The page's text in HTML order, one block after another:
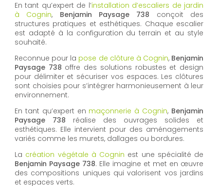
En tant qu’expert de l’installation d’escaliers de jardin
à Cognin, Benjamin Paysage 738 conçoit des
structures pratiques et esthétiques. Chaque escalier
est adapté à la configuration du terrain et au style
souhaité.
Reconnue pour la pose de clôture à Cognin, Benjamin
Paysage 738 offre des solutions robustes et design
pour délimiter et sécuriser vos espaces. Les clôtures
sont choisies pour s’intégrer harmonieusement à leur
environnement.
En tant qu’expert en maçonnerie à Cognin, Benjamin
Paysage 738 réalise des ouvrages solides et
esthétiques. Elle intervient pour des aménagements
variés comme les murets, dallages ou bordures.
La création végétale à Cognin est une spécialité de
Benjamin Paysage 738. Elle imagine et met en œuvre
des compositions uniques qui valorisent vos jardins
et espaces verts.